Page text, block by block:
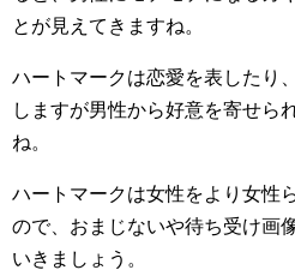
とが見えてきますね。
ハートマークは恋愛を表したり
しますが男性から好意を寄せら
ね。
ハートマークは女性をより女性
ので、おまじないや待ち受け画
いきましょう。